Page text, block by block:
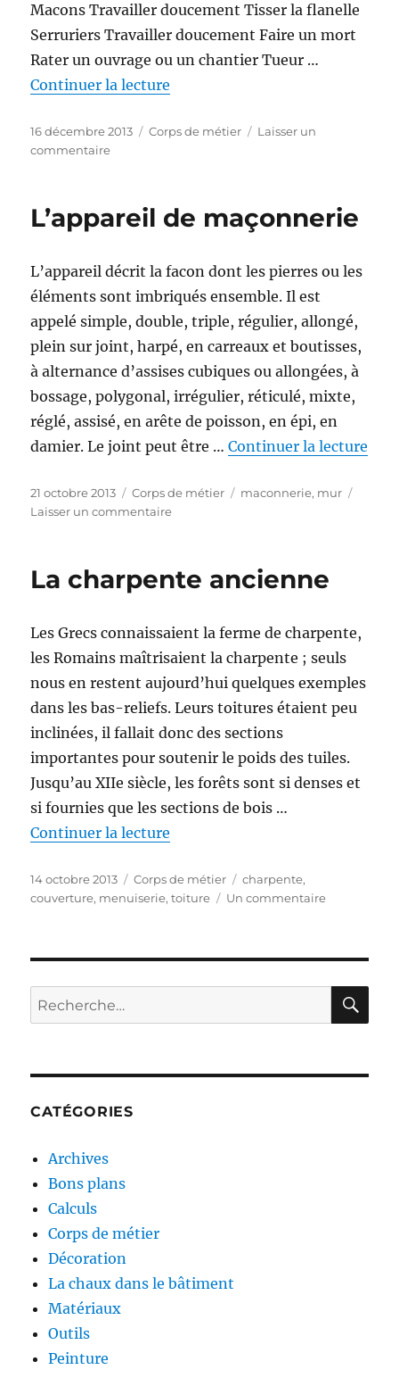
Macons Travailler doucement Tisser la flanelle
Serruriers Travailler doucement Faire un mort
Rater un ouvrage ou un chantier Tueur …
Continuer la lecture
Publié
le
16 décembre 2013 Catégories
Corps de métier
Laisser un
commentairesur
bâtiment
L’appareil de maçonnerie
L’appareil décrit la facon dont les pierres ou les
éléments sont imbriqués ensemble. Il est
appelé simple, double, triple, régulier, allongé,
plein sur joint, harpé, en carreaux et boutisses,
à alternance d’assises cubiques ou allongées, à
bossage, polygonal, irrégulier, réticulé, mixte,
réglé, assisé, en arête de poisson, en épi, en
damier. Le joint peut être …Continuer la lecture
Publié
le
21 octobre 2013 Catégories
Corps de métier Étiquettes
maconnerie, mur
Laisser un commentairesur
La charpente ancienne
Les Grecs connaissaient la ferme de charpente,
les Romains maîtrisaient la charpente ; seuls
nous en restent aujourd’hui quelques exemples
dans les bas-reliefs. Leurs toitures étaient peu
inclinées, il fallait donc des sections
importantes pour soutenir le poids des tuiles.
Jusqu’au XIIe siècle, les forêts sont si denses et
si fournies que les sections de bois …
Continuer la lecture
Publié
le
14 octobre 2013 Catégories
Corps de métier Étiquettes
charpente,
couverture, menuiserie,toiture Un commentairesur
Recherche
pour :
CATÉGORIES
Archives
Bons plans
Calculs
Corps de métier
Décoration
La chaux dans le bâtiment
Matériaux
Outils
Peinture